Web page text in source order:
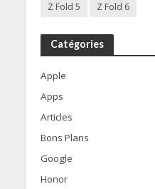
Z Fold 5
Z Fold 6
Catégories
Apple
Apps
Articles
Bons Plans
Google
Honor